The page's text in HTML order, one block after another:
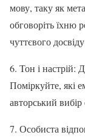
мову, таку як
обговоріть їхню
чуттєвого
6. Тон і настрій:
Поміркуйте, які
авторський
7. Особиста